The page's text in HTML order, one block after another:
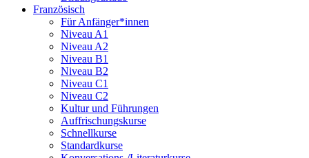
Französisch
Für Anfänger*innen
Niveau A1
Niveau A2
Niveau B1
Niveau B2
Niveau C1
Niveau C2
Kultur und Führungen
Auffrischungskurse
Schnellkurse
Standardkurse